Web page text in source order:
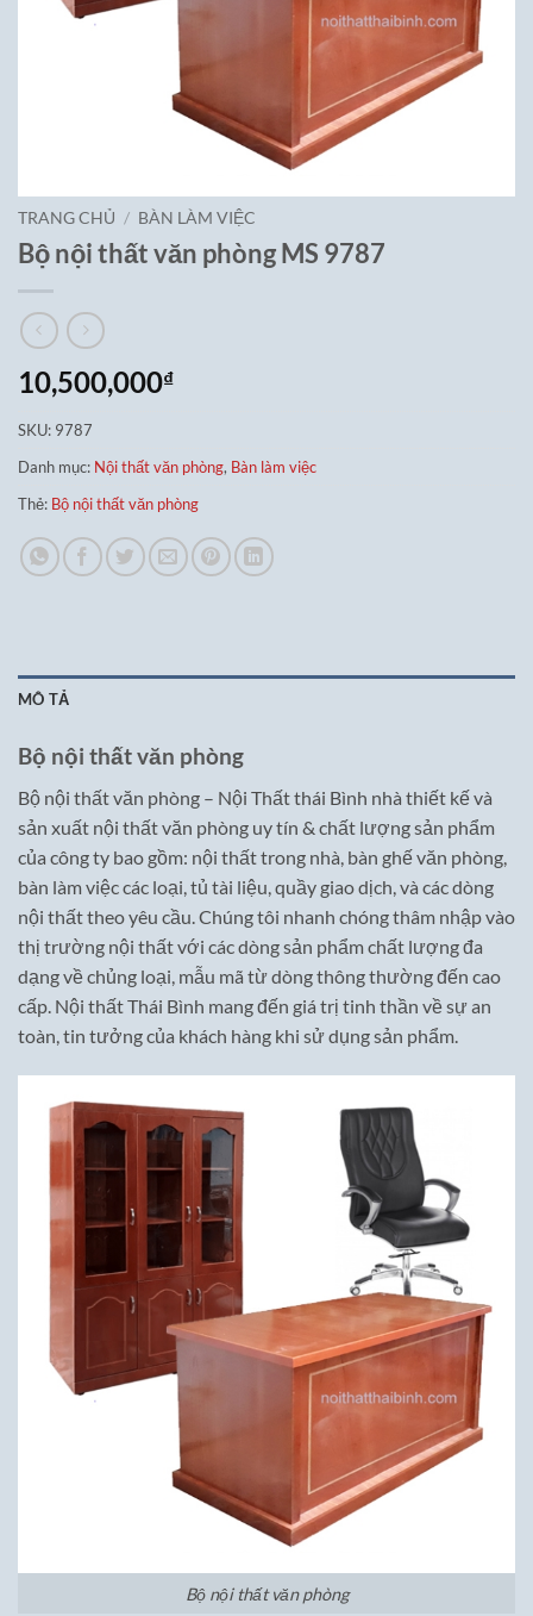
TRANG CHỦ / BÀN LÀM VIỆC
Bộ nội thất văn phòng MS 9787
10,500,000₫
SKU: 9787
Danh mục: Nội thất văn phòng, Bàn làm việc
Thẻ: Bộ nội thất văn phòng
MÔ TẢ
Bộ nội thất văn phòng
Bộ nội thất văn phòng – Nội Thất thái Bình nhà thiết kế và
sản xuất nội thất văn phòng uy tín & chất lượng sản phẩm
của công ty bao gồm: nội thất trong nhà, bàn ghế văn phòng,
bàn làm việc các loại, tủ tài liệu, quầy giao dịch, và các dòng
nội thất theo yêu cầu. Chúng tôi nhanh chóng thâm nhập vào
thị trường nội thất với các dòng sản phẩm chất lượng đa
dạng về chủng loại, mẫu mã từ dòng thông thường đến cao
cấp. Nội thất Thái Bình mang đến giá trị tinh thần về sự an
toàn, tin tưởng của khách hàng khi sử dụng sản phẩm.
Bộ nội thất văn phòng